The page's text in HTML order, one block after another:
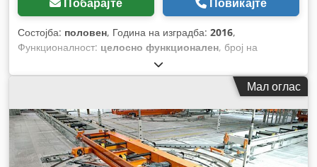
Состојба: половен, Година на изградба: 2016,
Функционалност: целосно функционален, број на
F16/56XTA1/A/01
носење капацитет:100 кг, влезен напон:400 V, тип на
Мал оглас